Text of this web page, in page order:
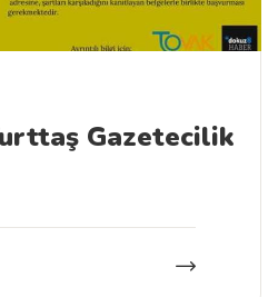
Gazetecilik